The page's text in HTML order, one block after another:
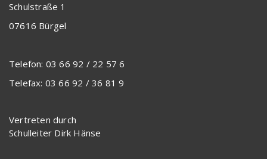
Schulstraße 1
07616 Bürgel
Telefon: 03 66 92 / 22 57 6
Telefax: 03 66 92 / 36 81 9
Vertreten durch
Schulleiter Dirk Hänse